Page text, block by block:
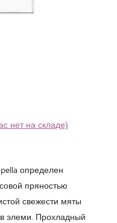
нет на складе)
определен
пряностью
свежести мяты
элеми. Прохладный